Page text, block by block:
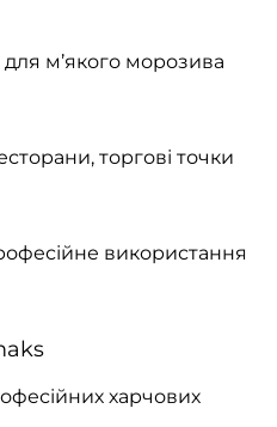
для м’якого морозива
торгові точки
використання
харчових